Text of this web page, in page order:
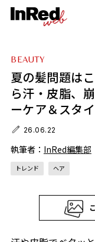
BEAUTY
夏の髪問題は
ら汗・皮脂、
ーケア＆スタイ
26.06.22
執筆者： InRed編集部
トレンド ヘア